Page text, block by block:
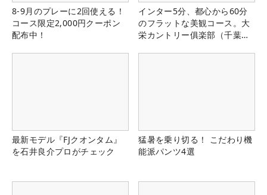
8-9月のプレーに2回使える！
コース限定2,000円クーポン
配布中！
インター5分、都心から60分
のフラットな美観コース。大
栄カントリー俱楽部（千葉
最新モデル『FJクオンタム』
を石井良介プロがチェック
猛暑を乗り切る！ こだわり機
能派パンツ4選